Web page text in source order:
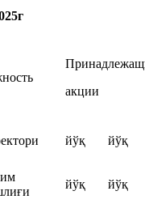
акции
йўқ йўқ
йўқ йўқ